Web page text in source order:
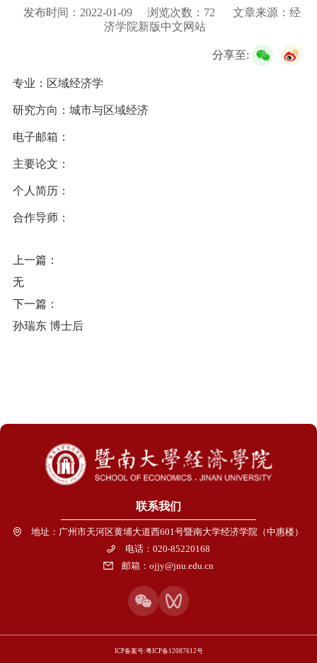
人才引进
学生 访客 招聘
发布时间：2022-01-09 浏览次数： 72
文章来源：经
济学院新版中文网站
分享至:
专业：区域经济学
研究方向：城市与区域经济
电子邮箱：
主要论文：
个人简历：
合作导师：
上一篇：
无
下一篇：
孙瑞东 博士后
联系我们
地址：广州市天河区黄埔大道西601号暨南大学经济学院（中惠楼）
电话：020-85220168
邮箱：ojjy@jnu.edu.cn
ICP备案号:粤ICP备12087612号